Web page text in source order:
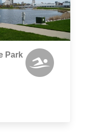
Park